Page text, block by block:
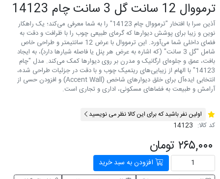
ترمووال 12 سانت گل 3 سانت چام 14123
آذین سرا با افتخار "ترمووال چام 14123" را به شما معرفی می‌کند؛ یک راهکار
نوین و زیبا برای پوشش دیوارها که گرمای طبیعی چوب را با ظرافت و دقت به
فضای داخلی شما می‌آورد. این ترمووال با عرض 12 سانتیمتر و طراحی خاص
شامل "گل 3 سانت" (که اشاره به عرض هر پنل یا فاصله شیارها دارد)، به ایجاد
بافت، عمق و جلوه‌ای ارگانیک و مدرن بر روی دیوارها کمک می‌کند. مدل "چام
14123" با الهام از زیبایی‌های ریتمیک چوب و با دقت در جزئیات طراحی شده،
انتخابی ایده‌آل برای خلق دیوارهای شاخص (Accent Wall) و افزودن حسی از
آرامش و طبیعت به فضاهای مسکونی، اداری و تجاری است.
اولین نفر باشید که برای این کالا نظر می نویسید
کد کالا: 14123
۲۶۵,۰۰۰ تومان
افزودن به سبد خرید